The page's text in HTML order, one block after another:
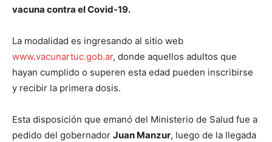
vacuna contra el Covid-19.
La modalidad es ingresando al sitio web
www.vacunartuc.gob.ar, donde aquellos adultos que
hayan cumplido o superen esta edad pueden inscribirse
y recibir la primera dosis.
Esta disposición que emanó del Ministerio de Salud fue a
pedido del gobernador Juan Manzur, luego de la llegada